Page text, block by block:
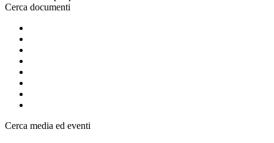
Cerca documenti
Cerca media ed eventi